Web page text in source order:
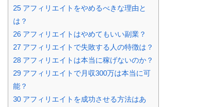
25 アフィリエイトをやめるべきな理由と
は？
26 アフィリエイトはやめてもいい副業？
27 アフィリエイトで失敗する人の特徴は？
28 アフィリエイトは本当に稼げないのか？
29 アフィリエイトで月収300万は本当に可
能？
30 アフィリエイトを成功させる方法はあ